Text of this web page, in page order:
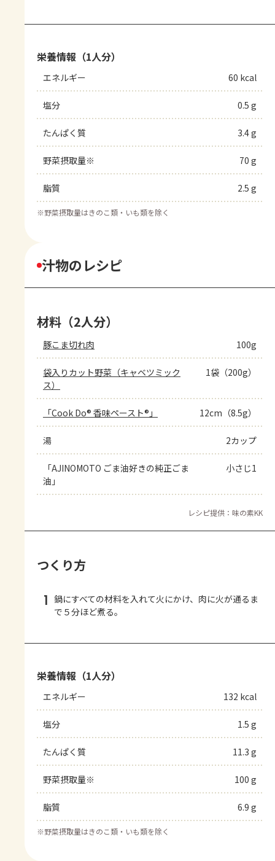
栄養情報（1人分）
エネルギー 60 kcal
塩分 0.5 g
たんぱく質 3.4 g
野菜摂取量※ 70 g
脂質 2.5 g
※野菜摂取量はきのこ類・いも類を除く
汁物のレシピ
材料（2人分）
豚こま切れ肉 100g
袋入りカット野菜（キャベツミック
ス）
1袋（200g）
「Cook Do® 香味ペースト®」 12cm（8.5g）
湯 2カップ
「AJINOMOTO ごま油好きの純正ごま
油」
小さじ1
レシピ提供：味の素KK
つくり方
1 鍋にすべての材料を入れて火にかけ、肉に火が通るま
で５分ほど煮る。
栄養情報（1人分）
エネルギー 132 kcal
塩分 1.5 g
たんぱく質 11.3 g
野菜摂取量※ 100 g
脂質 6.9 g
※野菜摂取量はきのこ類・いも類を除く